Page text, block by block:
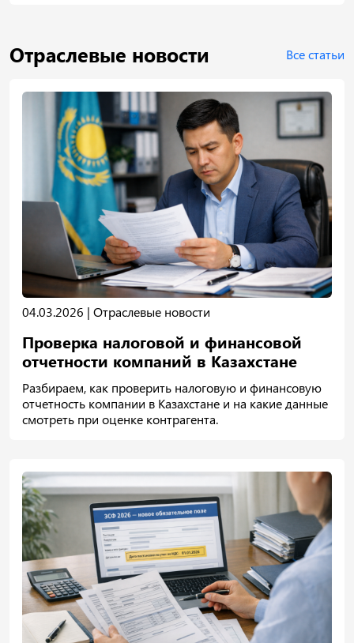
Отраслевые новости Все статьи
04.03.2026 | Отраслевые новости
Проверка налоговой и финансовой
отчетности компаний в Казахстане
Разбираем, как проверить налоговую и финансовую
отчетность компании в Казахстане и на какие данные
смотреть при оценке контрагента.